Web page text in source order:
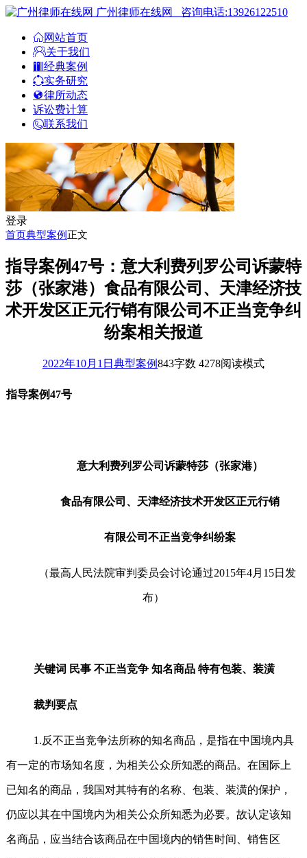
广州律师在线网 咨询电话:13926122510
网站首页
关于我们
经典案例
实务研究
律所动态
诉讼费计算
联系我们
登录
首页典型案例 正文
指导案例47号：意大利费列罗公司诉蒙特
莎（张家港）食品有限公司、天津经济技
术开发区正元行销有限公司不正当竞争纠
纷案相关报道
2022年10月1日 典型案例843字数 4278阅读模式
指导案例47号
意大利费列罗公司诉蒙特莎（张家港）
食品有限公司、天津经济技术开发区正元行销
有限公司不正当竞争纠纷案
（最高人民法院审判委员会讨论通过2015年4月 15日发
布）
关键词 民事 不正当竞争 知名商品 特有包装、装潢
裁判要点
1.反不正当竞争法所称的知名商品，是指在中国境内具
有一定的市场知名度，为相关公众所知悉的商品。在国际上
已知名的商品，我国对其特有的名称、包装、装潢的保护，
仍应以其在中国境内为相关公众所知悉为必要。故认定该知
名商品，应当结合该商品在中国境内的销售时间、销售区